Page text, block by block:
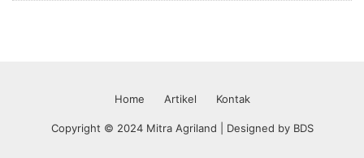
Home Artikel Kontak
Copyright © 2024 Mitra Agriland | Designed by BDS